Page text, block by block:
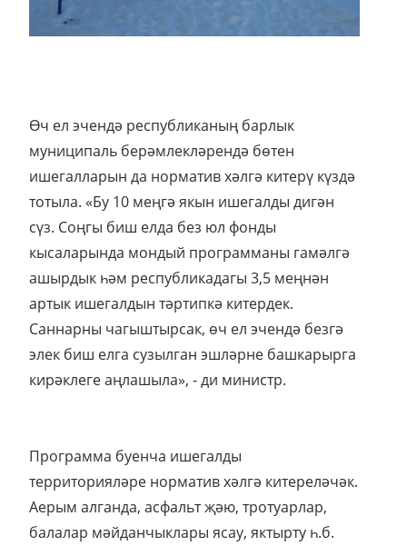
Өч ел эчендә республиканың барлык
муниципаль берәмлекләрендә бөтен
ишегалларын да норматив хәлгә китерү күздә
тотыла. «Бу 10 меңгә якын ишегалды дигән
сүз. Соңгы биш елда без юл фонды
кысаларында мондый программаны гамәлгә
ашырдык һәм республикадагы 3,5 меңнән
артык ишегалдын тәртипкә китердек.
Саннарны чагыштырсак, өч ел эчендә безгә
элек биш елга сузылган эшләрне башкарырга
кирәклеге аңлашыла», - ди министр.
Программа буенча ишегалды
территорияләре норматив хәлгә китереләчәк.
Аерым алганда, асфальт җәю, тротуарлар,
балалар мәйданчыклары ясау, яктырту һ.б.